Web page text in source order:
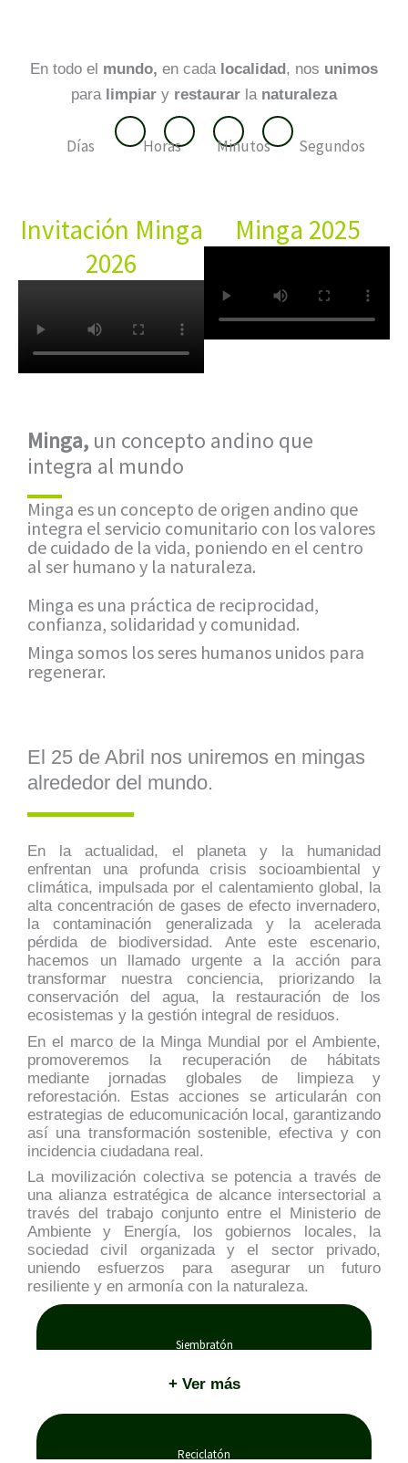
En todo el mundo, en cada localidad, nos unimos
para limpiar y restaurar la naturaleza
Días Horas Minutos Segundos
Invitación Minga
2026
Minga 2025
Minga, un concepto andino que
integra al mundo
Minga es un concepto de origen andino que
integra el servicio comunitario con los valores
de cuidado de la vida, poniendo en el centro
al ser humano y la naturaleza.
Minga es una práctica de reciprocidad,
confianza, solidaridad y comunidad.
Minga somos los seres humanos unidos para
regenerar.
El 25 de Abril nos uniremos en mingas
alrededor del mundo.
En la actualidad, el planeta y la humanidad
enfrentan una profunda crisis socioambiental y
climática, impulsada por el calentamiento global, la
alta concentración de gases de efecto invernadero,
la contaminación generalizada y la acelerada
pérdida de biodiversidad. Ante este escenario,
hacemos un llamado urgente a la acción para
transformar nuestra conciencia, priorizando la
conservación del agua, la restauración de los
ecosistemas y la gestión integral de residuos.
En el marco de la Minga Mundial por el Ambiente,
promoveremos la recuperación de hábitats
mediante jornadas globales de limpieza y
reforestación. Estas acciones se articularán con
estrategias de educomunicación local, garantizando
así una transformación sostenible, efectiva y con
incidencia ciudadana real.
La movilización colectiva se potencia a través de
una alianza estratégica de alcance intersectorial a
través del trabajo conjunto entre el Ministerio de
Ambiente y Energía, los gobiernos locales, la
sociedad civil organizada y el sector privado,
uniendo esfuerzos para asegurar un futuro
resiliente y en armonía con la naturaleza.
Siembratón
+ Ver más
Reciclatón